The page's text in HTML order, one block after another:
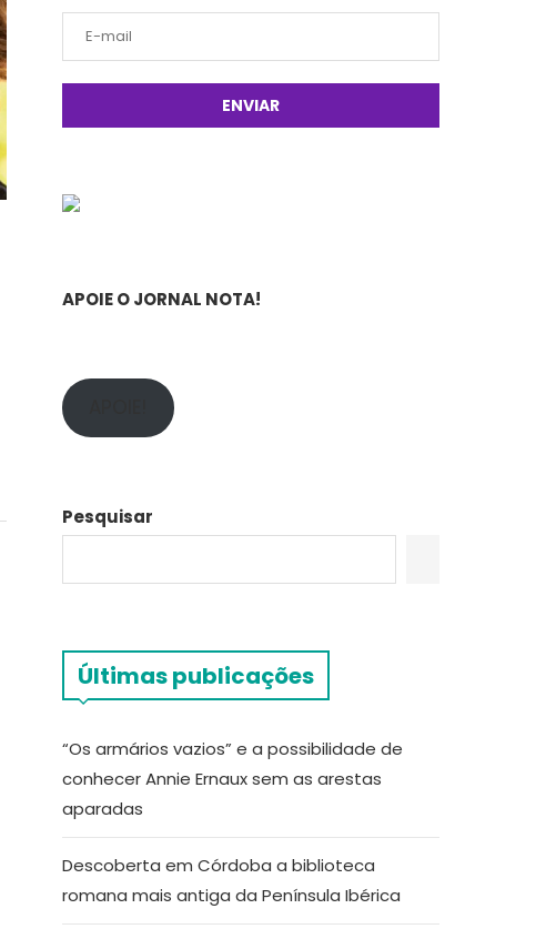
APOIE O JORNAL NOTA!
Pesquisar
Últimas publicações
“Os armários vazios” e a possibilidade de
conhecer Annie Ernaux sem as arestas
aparadas
Descoberta em Córdoba a biblioteca
romana mais antiga da Península Ibérica